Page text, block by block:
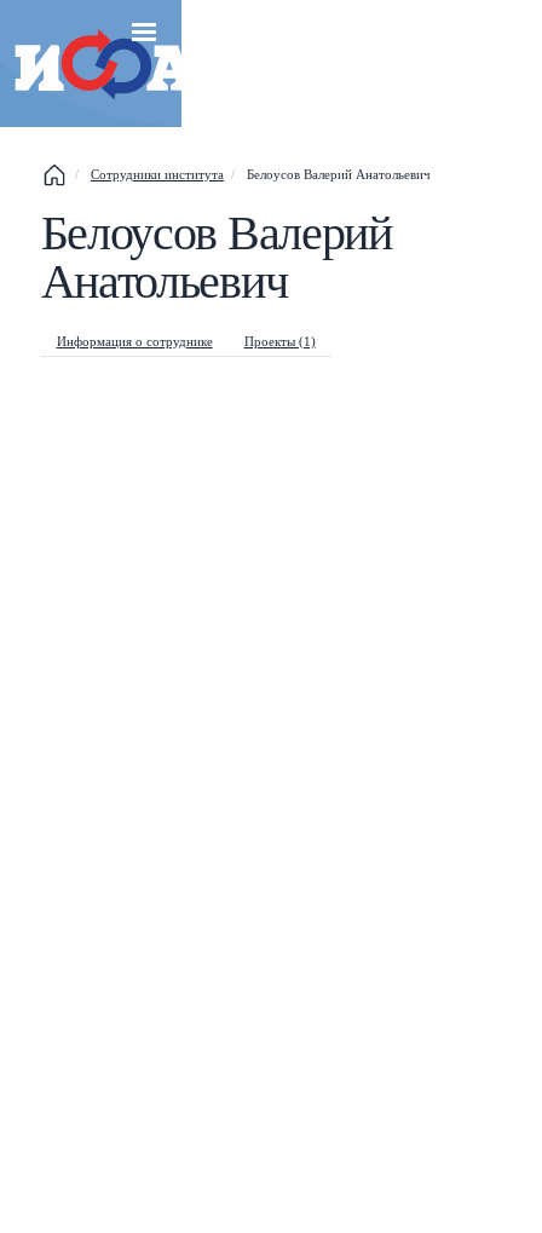
Сотрудники института Белоусов Валерий Анатольевич
Белоусов Валерий
Анатольевич
Информация о сотруднике Проекты (1)
This help popup Shift